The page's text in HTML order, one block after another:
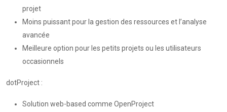
projet
Moins puissant pour la gestion des ressources et l’analyse
avancée
Meilleure option pour les petits projets ou les utilisateurs
occasionnels
dotProject :
Solution web-based comme OpenProject